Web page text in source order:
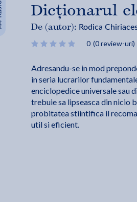
Dicționarul
De (autor): Rodica
0 (0 review-uri)
Adresandu-se in mod
in seria lucrarilor
enciclopedice universale sau
trebuie sa lipseasca din nicio
probitatea stiintifica il
util si eficient.